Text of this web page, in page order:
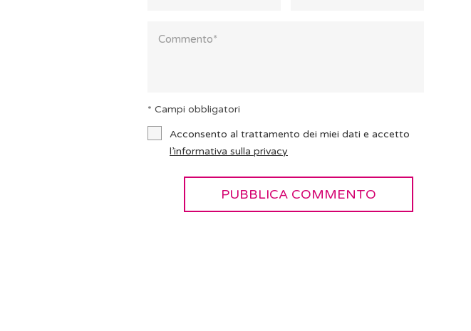
* Campi obbligatori
Acconsento al trattamento dei miei dati e accetto
l’informativa sulla privacy